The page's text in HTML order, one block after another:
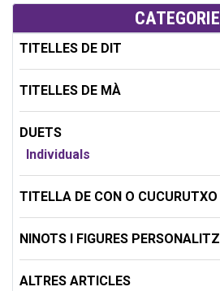
TITELLES DE DIT
TITELLES DE MÀ
DUETS
Individuals
TITELLA DE CON O CUCURUTXO
NINOTS I FIGURES
ALTRES ARTICLES